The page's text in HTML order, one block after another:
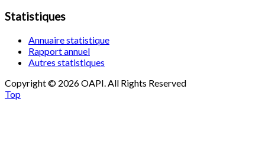
Statistiques
Annuaire statistique
Rapport annuel
Autres statistiques
Copyright © 2026 OAPI. All Rights Reserved
Top